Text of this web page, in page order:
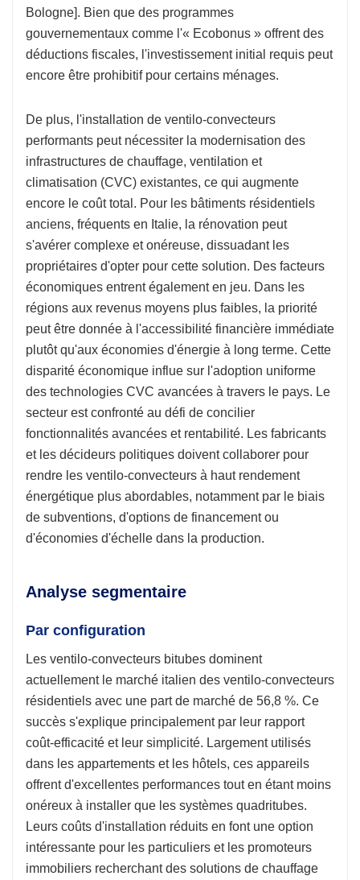
Bologne]. Bien que des programmes
gouvernementaux comme l'« Ecobonus » offrent des
déductions fiscales, l'investissement initial requis peut
encore être prohibitif pour certains ménages.
De plus, l'installation de ventilo-convecteurs
performants peut nécessiter la modernisation des
infrastructures de chauffage, ventilation et
climatisation (CVC) existantes, ce qui augmente
encore le coût total. Pour les bâtiments résidentiels
anciens, fréquents en Italie, la rénovation peut
s'avérer complexe et onéreuse, dissuadant les
propriétaires d'opter pour cette solution. Des facteurs
économiques entrent également en jeu. Dans les
régions aux revenus moyens plus faibles, la priorité
peut être donnée à l'accessibilité financière immédiate
plutôt qu'aux économies d'énergie à long terme. Cette
disparité économique influe sur l'adoption uniforme
des technologies CVC avancées à travers le pays. Le
secteur est confronté au défi de concilier
fonctionnalités avancées et rentabilité. Les fabricants
et les décideurs politiques doivent collaborer pour
rendre les ventilo-convecteurs à haut rendement
énergétique plus abordables, notamment par le biais
de subventions, d'options de financement ou
d'économies d'échelle dans la production.
Analyse segmentaire
Par configuration
Les ventilo-convecteurs bitubes dominent
actuellement le marché italien des ventilo-convecteurs
résidentiels avec une part de marché de 56,8 %. Ce
succès s'explique principalement par leur rapport
coût-efficacité et leur simplicité. Largement utilisés
dans les appartements et les hôtels, ces appareils
offrent d'excellentes performances tout en étant moins
onéreux à installer que les systèmes quadritubes.
Leurs coûts d'installation réduits en font une option
intéressante pour les particuliers et les promoteurs
immobiliers recherchant des solutions de chauffage